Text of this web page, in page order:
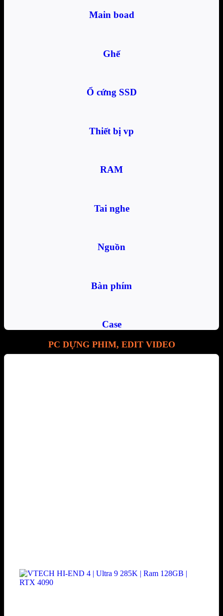
Main boad
Ghế
Ổ cứng SSD
Thiết bị vp
RAM
Tai nghe
Nguồn
Bàn phím
Case
PC DỰNG PHIM, EDIT VIDEO